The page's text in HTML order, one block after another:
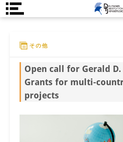
研究所の概要
チーム
執行部
リサーチ・チー
学術誌・サイエ
その他
Open call for Gerald D.
Grants for multi-
projects